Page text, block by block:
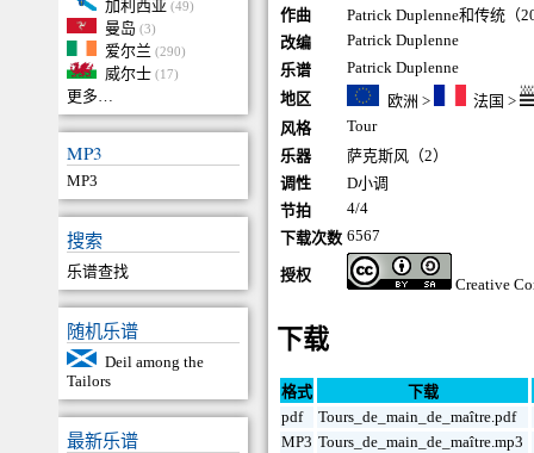
加利西亚 (49)
曼岛 (3)
爱尔兰 (290)
威尔士 (17)
更多…
MP3
MP3
搜索
乐谱查找
随机乐谱
Deil among the
Tailors
最新乐谱
作曲
Patrick Duplenne和传统（
改编
Patrick Duplenne
乐谱
Patrick Duplenne
地区
欧洲 > 法国 >
风格
Tour
乐器
萨克斯风（2）
调性
D小调
节拍
4/4
下载次数 6567
授权
Creative
下载
格式
下载
pdf
Tours_de_main_de_maître.pdf
MP3 Tours_de_main_de_maître.mp3